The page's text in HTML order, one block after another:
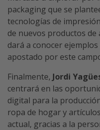
packaging que se
tecnologías de
de nuevos productos de
dará a conocer
apostado por este
Finalmente, Jordi
centrará en las
digital para la
ropa de hogar y
actual, gracias a la